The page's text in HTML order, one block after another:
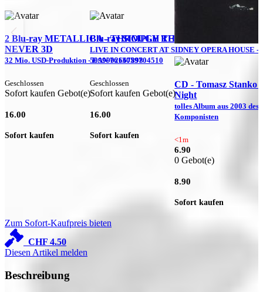
2 Blu-ray METALLICA - THROUGH THE
NEVER 3D
32 Mio. USD-Produktion - EAN 7613059704510
Geschlossen
Sofort kaufen Gebot(e)
16.00
Sofort kaufen
Blu-ray SIMPLY RED - FAREWELL
LIVE IN CONCERT AT SIDNEY OPERA HOUSE -
5099902667898
Geschlossen
Sofort kaufen Gebot(e)
16.00
Sofort kaufen
CD - Tomasz Stanko
Night
tolles Album aus 2003
Komponisten
<1m
6.90
0 Gebot(e)
8.90
Sofort kaufen
Zum Sofort-Kaufpreis bieten
CHF 4.50
Diesen Artikel melden
Beschreibung